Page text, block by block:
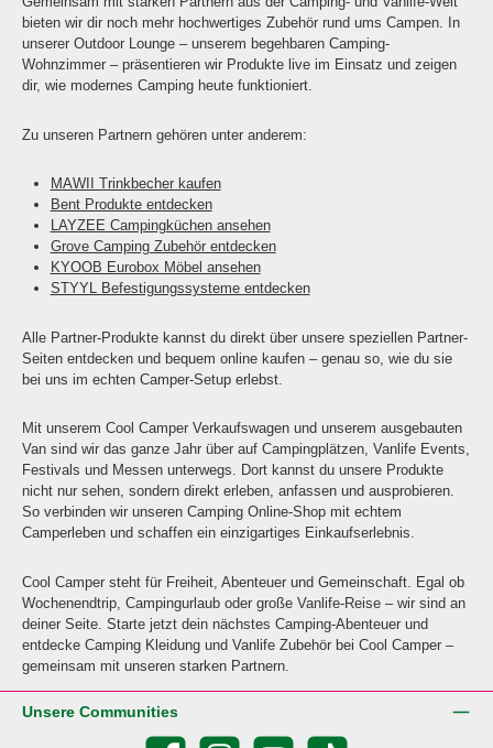
bieten wir dir noch mehr hochwertiges Zubehör rund ums Campen. In
unserer Outdoor Lounge – unserem begehbaren Camping-
Wohnzimmer – präsentieren wir Produkte live im Einsatz und zeigen
dir, wie modernes Camping heute funktioniert.
Zu unseren Partnern gehören unter anderem:
MAWII Trinkbecher kaufen
Bent Produkte entdecken
LAYZEE Campingküchen ansehen
Grove Camping Zubehör entdecken
KYOOB Eurobox Möbel ansehen
STYYL Befestigungssysteme entdecken
Alle Partner-Produkte kannst du direkt über unsere speziellen Partner-
Seiten entdecken und bequem online kaufen – genau so, wie du sie
bei uns im echten Camper-Setup erlebst.
Mit unserem Cool Camper Verkaufswagen und unserem ausgebauten
Van sind wir das ganze Jahr über auf Campingplätzen, Vanlife Events,
Festivals und Messen unterwegs. Dort kannst du unsere Produkte
nicht nur sehen, sondern direkt erleben, anfassen und ausprobieren.
So verbinden wir unseren Camping Online-Shop mit echtem
Camperleben und schaffen ein einzigartiges Einkaufserlebnis.
Cool Camper steht für Freiheit, Abenteuer und Gemeinschaft. Egal ob
Wochenendtrip, Campingurlaub oder große Vanlife-Reise – wir sind an
deiner Seite. Starte jetzt dein nächstes Camping-Abenteuer und
entdecke Camping Kleidung und Vanlife Zubehör bei Cool Camper –
gemeinsam mit unseren starken Partnern.
Unsere Communities